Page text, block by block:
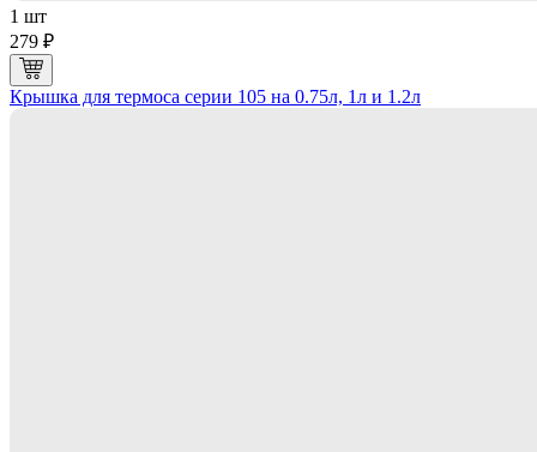
1 шт
279 ₽
Крышка для термоса серии 105 на 0.75л, 1л и 1.2л